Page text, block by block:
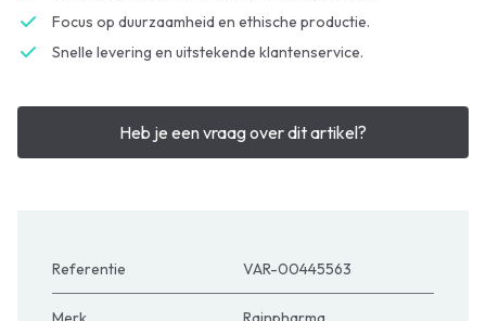
Focus op duurzaamheid en ethische productie.
Snelle levering en uitstekende klantenservice.
Heb je een vraag over dit artikel?
Referentie VAR-00445563